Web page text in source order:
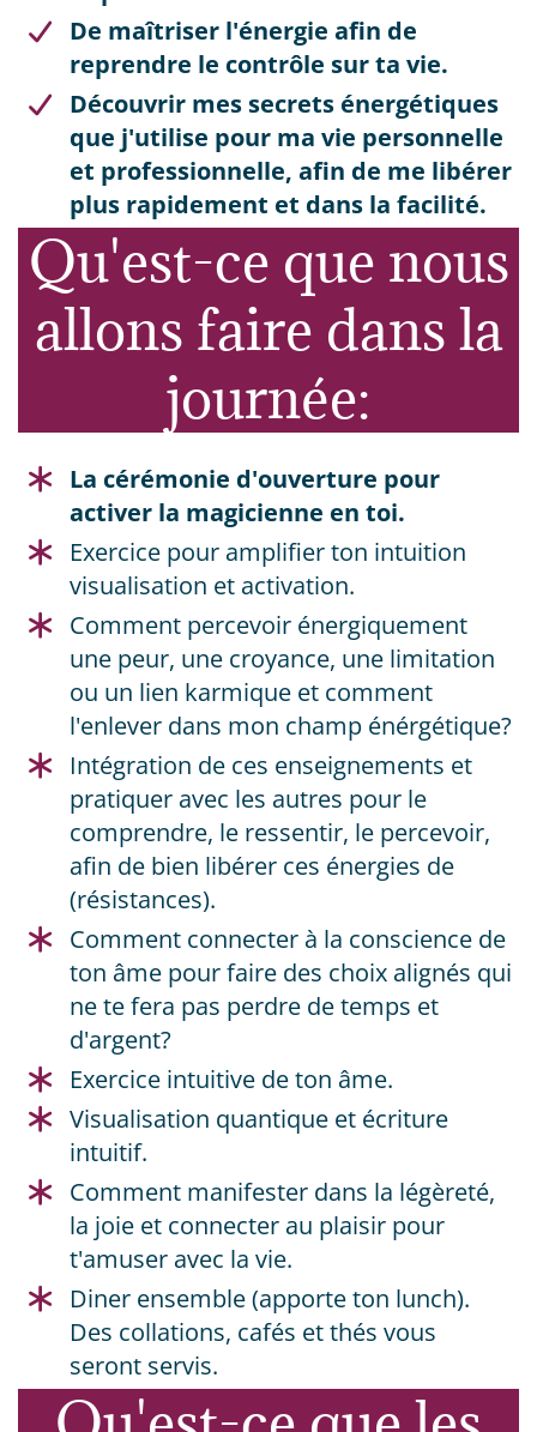
De maîtriser l'énergie afin de
reprendre le contrôle sur ta vie.
​Découvrir mes secrets énergétiques
que j'utilise pour ma vie personnelle
et professionnelle, afin de me libérer
plus rapidement et dans la facilité.
Qu'est-ce que nous
allons faire dans la
journée:
La cérémonie d'ouverture pour
activer la magicienne en toi.
​Exercice pour amplifier ton intuition
visualisation et activation.
​Comment percevoir énergiquement
une peur, une croyance, une limitation
ou un lien karmique et comment
l'enlever dans mon champ énérgétique?
​Intégration de ces enseignements et
pratiquer avec les autres pour le
comprendre, le ressentir, le percevoir,
afin de bien libérer ces énergies de
(résistances).
​Comment connecter à la conscience de
ton âme pour faire des choix alignés qui
ne te fera pas perdre de temps et
d'argent?
​Exercice intuitive de ton âme.
Visualisation quantique et écriture
intuitif.
​Comment manifester dans la légèreté,
la joie et connecter au plaisir pour
t'amuser avec la vie.
​Diner ensemble (apporte ton lunch).
Des collations, cafés et thés vous
seront servis.